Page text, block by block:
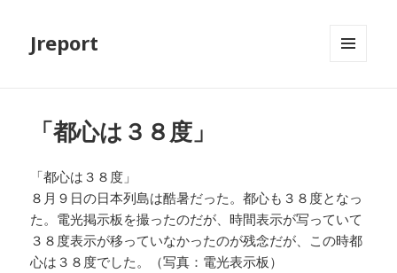
Jreport
「都心は３８度」
「都心は３８度」
８月９日の日本列島は酷暑だった。都心も３８度となっ
た。電光掲示板を撮ったのだが、時間表示が写っていて
３８度表示が移っていなかったのが残念だが、この時都
心は３８度でした。（写真：電光表示板）